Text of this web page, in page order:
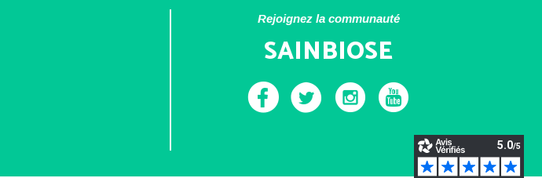
Rejoignez la communauté
SAINBIOSE